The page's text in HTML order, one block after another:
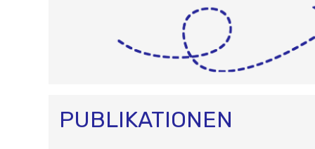
PUBLIKATIONEN